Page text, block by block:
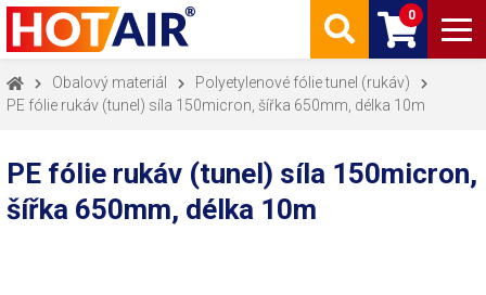
0
Obalový materiál
Polyetylenové fólie tunel (rukáv)
PE fólie rukáv (tunel) síla 150micron, šířka 650mm, délka 10m
PE fólie rukáv (tunel) síla 150micron,
šířka 650mm, délka 10m